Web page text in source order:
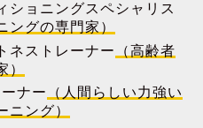
ショニングスペシャリス
ングの専門家）
ネストレーナー
（高齢者
）
ナー
（人間らしい力強い
ニング）